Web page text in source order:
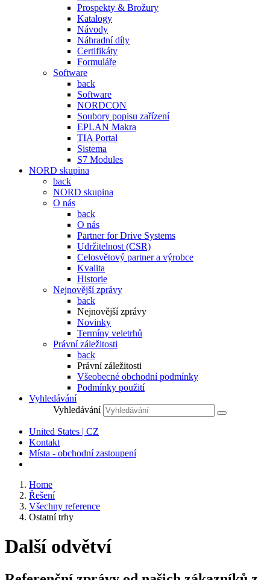
Prospekty & Brožury
Katalogy
Návody
Náhradní díly
Certifikáty
Formuláře
Software
back
Software
NORDCON
Soubory popisu zařízení
EPLAN Makra
TIA Portal
Sistema
S7 Modules
NORD skupina
back
NORD skupina
O nás
back
O nás
Partner for Drive Systems
Udržitelnost (CSR)
Celosvětový partner a výrobce
Kvalita
Historie
Nejnovější zprávy
back
Nejnovější zprávy
Novinky
Termíny veletrhů
Právní záležitosti
back
Právní záležitosti
Všeobecné obchodní podmínky
Podmínky použití
Vyhledávání
Vyhledávání
United States | CZ
Kontakt
Místa - obchodní zastoupení
Home
Řešení
Všechny reference
Ostatní trhy
Další odvětví